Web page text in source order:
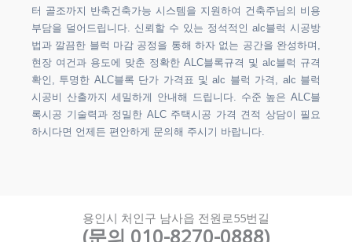
터 골조까지 반축건축가능 시스템을 지원하여 건축주님의 비용
부담을 덜어드립니다. 신뢰할 수 있는 정석적인 alc블럭 시공방
법과 깔끔한 블럭 마감 공정을 통해 하자 없는 공간을 완성하며,
현장 여건과 용도에 맞춘 정확한 ALC블록규격 및 alc블럭 규격
확인, 투명한 ALC블록 단가 가격표 및 alc 블럭 가격, alc 블럭
시공비 산출까지 세밀하게 안내해 드립니다. 수준 높은 ALC블
록시공 기술력과 정밀한 ALC 주택시공 가격 견적 상담이 필요
하시다면 언제든 편안하게 문의해 주시기 바랍니다.
용인시 처인구 남사읍 전원로55번길
(문의 010-8270-0888)